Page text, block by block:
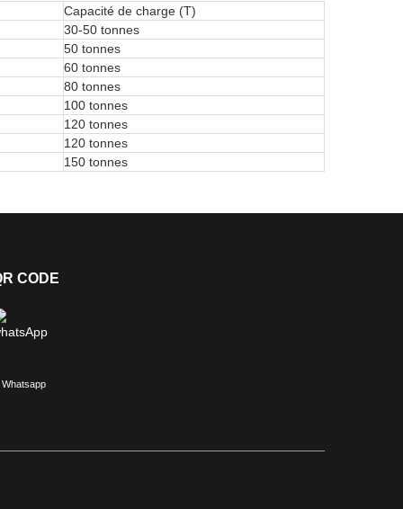
Capacité de charge (T)
30-50 tonnes
50 tonnes
60 tonnes
80 tonnes
100 tonnes
120 tonnes
120 tonnes
150 tonnes
CODE
Whatsapp